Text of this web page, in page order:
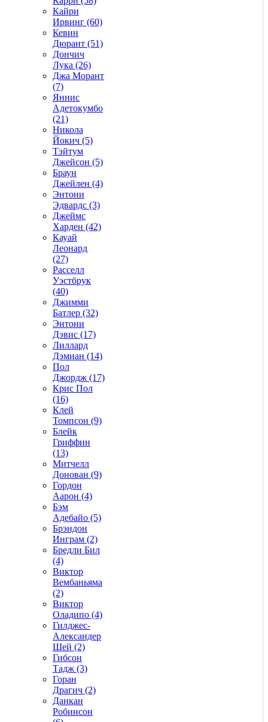
Кайри
Ирвинг (60)
Кевин
Дюрант (51)
Дончич
Лука (26)
Джа Морант
(7)
Яннис
Адетокумбо
(21)
Никола
Йокич (5)
Тэйтум
Джейсон (5)
Браун
Джейлен (4)
Энтони
Эдвардс (3)
Джеймс
Харден (42)
Кауай
Леонард
(27)
Расселл
Уэстбрук
(40)
Джимми
Батлер (32)
Энтони
Дэвис (17)
Лиллард
Дэмиан (14)
Пол
Джордж (17)
Крис Пол
(16)
Клей
Томпсон (9)
Блейк
Гриффин
(13)
Митчелл
Донован (9)
Гордон
Аарон (4)
Бэм
Адебайо (5)
Брэндон
Инграм (2)
Бредли Бил
(4)
Виктор
Вембаньяма
(2)
Виктор
Оладипо (4)
Гилджес-
Александер
Шей (2)
Гибсон
Тадж (3)
Горан
Драгич (2)
Данкан
Робинсон